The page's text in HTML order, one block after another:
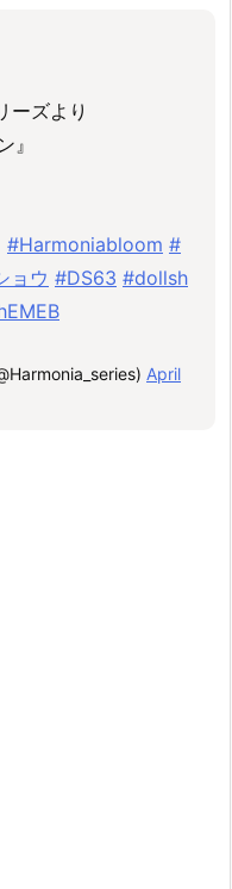
ーズより
』
#Harmoniabloom #
ョウ #DS63 #dollsh
April